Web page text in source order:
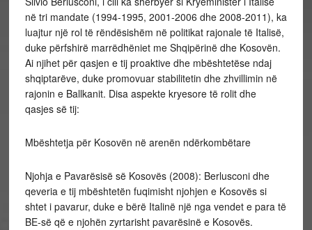
në tri mandate (1994-1995, 2001-2006 dhe 2008-2011), ka
luajtur një rol të rëndësishëm në politikat rajonale të Italisë,
duke përfshirë marrëdhëniet me Shqipërinë dhe Kosovën.
Ai njihet për qasjen e tij proaktive dhe mbështetëse ndaj
shqiptarëve, duke promovuar stabilitetin dhe zhvillimin në
rajonin e Ballkanit. Disa aspekte kryesore të rolit dhe
qasjes së tij:
Mbështetja për Kosovën në arenën ndërkombëtare
Njohja e Pavarësisë së Kosovës (2008): Berlusconi dhe
qeveria e tij mbështetën fuqimisht njohjen e Kosovës si
shtet i pavarur, duke e bërë Italinë një nga vendet e para të
BE-së që e njohën zyrtarisht pavarësinë e Kosovës.